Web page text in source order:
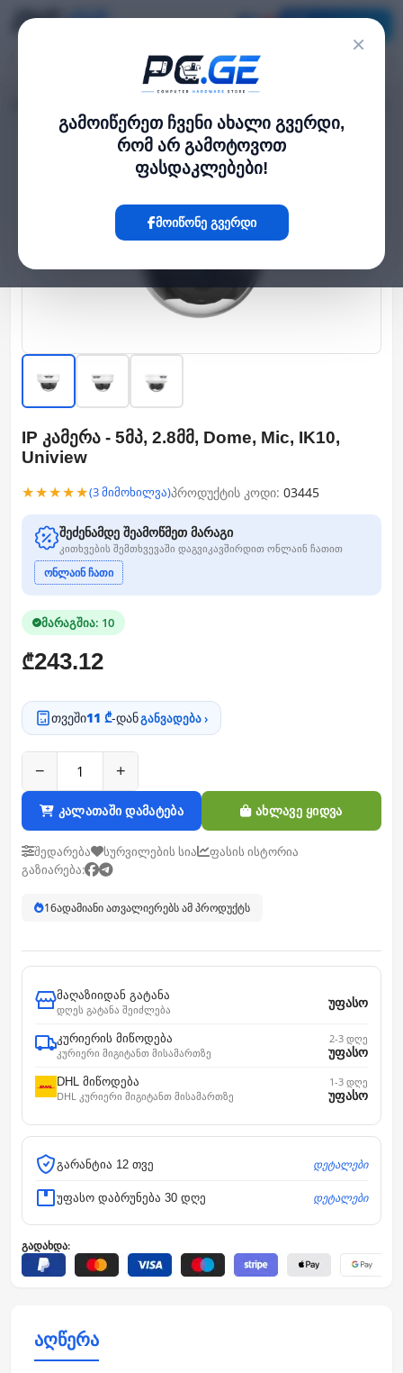
×
გამოიწერეთ ჩვენი ახალი გვერდი,
რომ არ გამოტოვოთ
ფასდაკლებები!
მოიწონე გვერდი
IP კამერა - 5მპ, 2.8მმ, Dome, Mic, IK10,
Uniview
★★★★★(3 მიმოხილვა)პროდუქტის კოდი: 03445
შეძენამდე შეამოწმეთ მარაგი
კითხვების შემთხვევაში დაგვიკავშირდით ონლაინ ჩათით
ონლაინ ჩათი
მარაგშია: 10
₾243.12
თვეში11 ₾-დანგანვადება ›
− +
კალათაში დამატება ახლავე ყიდვა
შედარება სურვილების სია
ფასის ისტორია
გაზიარება:
16ადამიანი ათვალიერებს ამ პროდუქტს
მაღაზიიდან გატანა
დღეს გატანა შეიძლება
უფასო
კურიერის მიწოდება
კურიერი მიგიტანთ მისამართზე
2-3 დღე
უფასო
DHL მიწოდება
DHL კურიერი მიგიტანთ მისამართზე
1-3 დღე
უფასო
გარანტია 12 თვე დეტალები
უფასო დაბრუნება 30 დღე დეტალები
გადახდა:
აღწერა